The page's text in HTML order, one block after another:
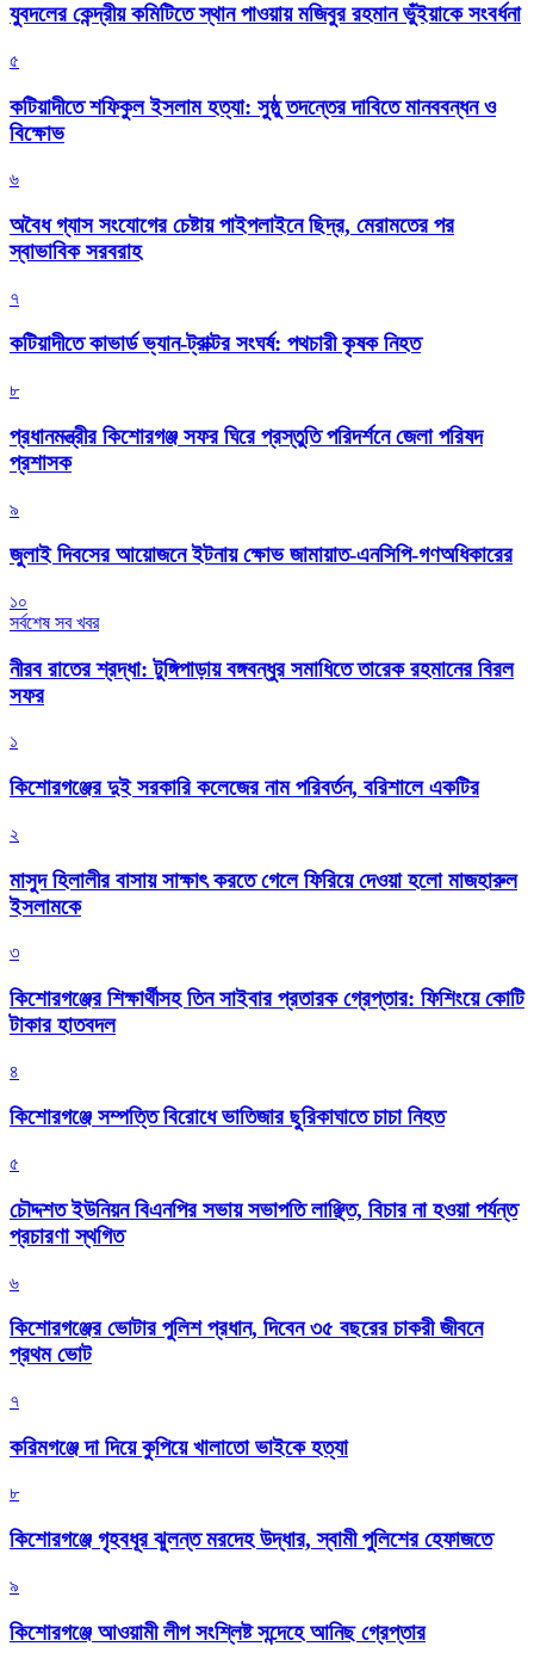
যুবদলের কেন্দ্রীয় কমিটিতে স্থান পাওয়ায় মজিবুর রহমান ভুঁইয়াকে সংবর্ধনা
৫
কটিয়াদীতে শফিকুল ইসলাম হত্যা: সুষ্ঠু তদন্তের দাবিতে মানববন্ধন ও
বিক্ষোভ
৬
অবৈধ গ্যাস সংযোগের চেষ্টায় পাইপলাইনে ছিদ্র, মেরামতের পর
স্বাভাবিক সরবরাহ
৭
কটিয়াদীতে কাভার্ড ভ্যান-ট্রাক্টর সংঘর্ষ: পথচারী কৃষক নিহত
৮
প্রধানমন্ত্রীর কিশোরগঞ্জ সফর ঘিরে প্রস্তুতি পরিদর্শনে জেলা পরিষদ
প্রশাসক
৯
জুলাই দিবসের আয়োজনে ইটনায় ক্ষোভ জামায়াত-এনসিপি-গণঅধিকারের
১০
সর্বশেষ সব খবর
নীরব রাতের শ্রদ্ধা: টুঙ্গিপাড়ায় বঙ্গবন্ধুর সমাধিতে তারেক রহমানের বিরল
সফর
১
কিশোরগঞ্জের দুই সরকারি কলেজের নাম পরিবর্তন, বরিশালে একটির
২
মাসুদ হিলালীর বাসায় সাক্ষাৎ করতে গেলে ফিরিয়ে দেওয়া হলো মাজহারুল
ইসলামকে
৩
কিশোরগঞ্জের শিক্ষার্থীসহ তিন সাইবার প্রতারক গ্রেপ্তার: ফিশিংয়ে কোটি
টাকার হাতবদল
৪
কিশোরগঞ্জে সম্পত্তি বিরোধে ভাতিজার ছুরিকাঘাতে চাচা নিহত
৫
চৌদ্দশত ইউনিয়ন বিএনপির সভায় সভাপতি লাঞ্ছিত, বিচার না হওয়া পর্যন্ত
প্রচারণা স্থগিত
৬
কিশোরগঞ্জের ভোটার পুলিশ প্রধান, দিবেন ৩৫ বছরের চাকরী জীবনে
প্রথম ভোট
৭
করিমগঞ্জে দা দিয়ে কুপিয়ে খালাতো ভাইকে হত্যা
৮
কিশোরগঞ্জে গৃহবধূর ঝুলন্ত মরদেহ উদ্ধার, স্বামী পুলিশের হেফাজতে
৯
কিশোরগঞ্জে আওয়ামী লীগ সংশ্লিষ্ট সন্দেহে আনিছ গ্রেপ্তার